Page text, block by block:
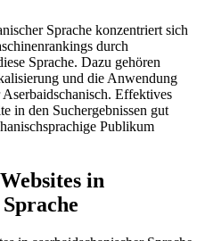
Sprache konzentriert sich
durch
Sprache. Dazu gehören
und die Anwendung
Effektives
in den Suchergebnissen gut
Publikum
in